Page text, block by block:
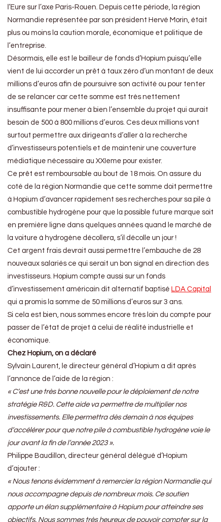
l’Eure sur l’axe Paris-Rouen. Depuis cette période, la région
Normandie représentée par son président Hervé Morin, était
plus ou moins la caution morale, économique et politique de
l’entreprise.
Désormais, elle est le bailleur de fonds d’Hopium puisqu’elle
vient de lui accorder un prêt à taux zéro d’un montant de deux
millions d’euros afin de poursuivre son activité ou pour tenter
de se relancer car cette somme est très nettement
insuffisante pour mener à bien l’ensemble du projet qui aurait
besoin de 500 à 800 millions d’euros. Ces deux millions vont
surtout permettre aux dirigeants d’aller à la recherche
d’investisseurs potentiels et de maintenir une couverture
médiatique nécessaire au XXIeme pour exister.
Ce prêt est remboursable au bout de 18 mois. On assure du
coté de la région Normandie que cette somme doit permettre
à Hopium d’avancer rapidement ses recherches pour sa pile à
combustible hydrogène pour que la possible future marque soit
en première ligne dans quelques années quand le marché de
la voiture à hydrogène décollera, s’il décolle un jour !
Cet argent frais devrait aussi permettre l’embauche de 28
nouveaux salariés ce qui serait un bon signal en direction des
investisseurs. Hopium compte aussi sur un fonds
d’investissement américain dit alternatif baptisé LDA Capital
qui a promis la somme de 50 millions d’euros sur 3 ans.
Si cela est bien, nous sommes encore très loin du compte pour
passer de l’état de projet à celui de réalité industrielle et
économique.
Chez Hopium, on a déclaré
Sylvain Laurent, le directeur général d’Hopium a dit après
l’annonce de l’aide de la région :
« C’est une très bonne nouvelle pour le déploiement de notre
stratégie R&D. Cette aide va permettre de multiplier nos
investissements. Elle permettra dès demain à nos équipes
d’accélérer pour que notre pile à combustible hydrogène voie le
jour avant la fin de l’année 2023 ».
Philippe Baudillon, directeur général délégué d’Hopium
d’ajouter :
« Nous tenons évidemment à remercier la région Normandie qui
nous accompagne depuis de nombreux mois. Ce soutien
apporte un élan supplémentaire à Hopium pour atteindre ses
objectifs. Nous sommes très heureux de pouvoir compter sur la